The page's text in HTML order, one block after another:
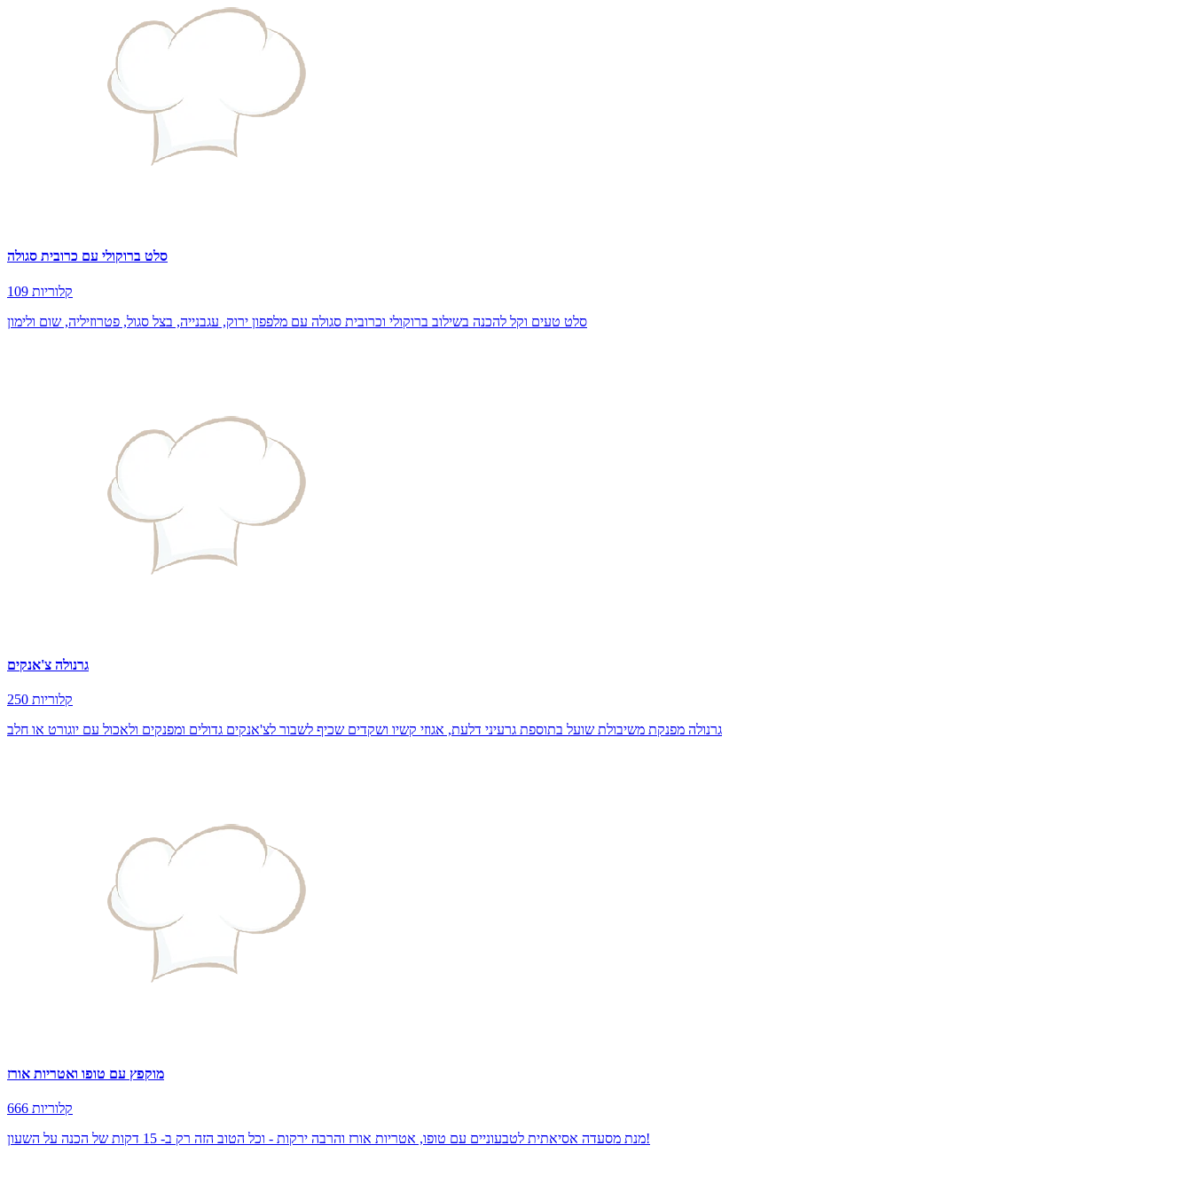
סלט ברוקולי עם כרובית סגולה
109 קלוריות
סלט טעים וקל להכנה בשילוב ברוקולי וכרובית סגולה עם מלפפון ירוק, עגבנייה, בצל סגול, פטרוזיליה, שום ולימון
גרנולה צ'אנקים
250 קלוריות
גרנולה מפנקת משיבולת שועל בתוספת גרעיני דלעת, אגוזי קשיו ושקדים שכיף לשבור לצ'אנקים גדולים ומפנקים ולאכול עם יוגורט או חלב
מוקפץ עם טופו ואטריות אורז
666 קלוריות
מנת מסעדה אסיאתית לטבעוניים עם טופו, אטריות אורז והרבה ירקות - וכל הטוב הזה רק ב- 15 דקות של הכנה על השעון!